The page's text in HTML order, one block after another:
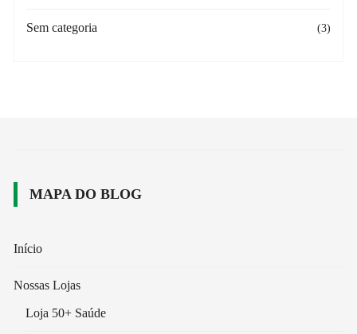
Sem categoria (3)
MAPA DO BLOG
Início
Nossas Lojas
Loja 50+ Saúde